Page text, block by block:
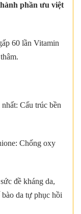
phần ưu việt
60 lần Vitamin
Cấu trúc bền
Chống oxy
đề kháng da,
da tự phục hồi